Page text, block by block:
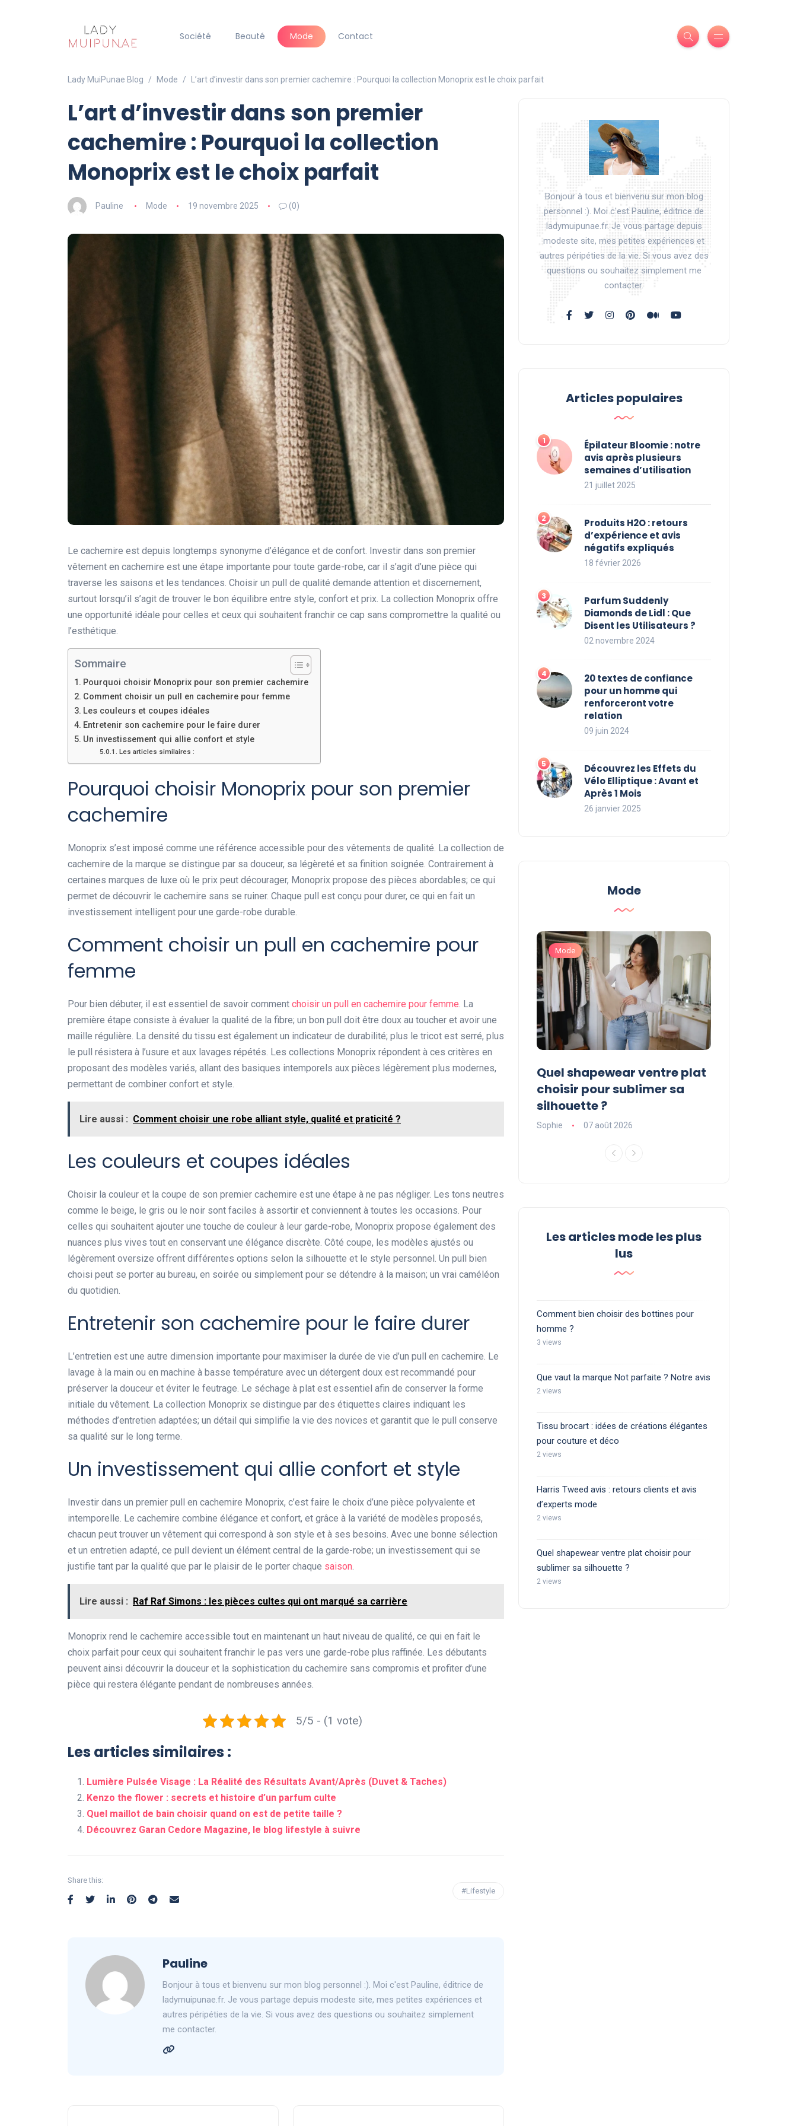
Société Beauté Mode Contact
Lady MuiPunae Blog Mode L’art d’investir dans son premier cachemire : Pourquoi la collection Monoprix est le choix parfait
L’art d’investir dans son premier
cachemire : Pourquoi la collection
Monoprix est le choix parfait
Pauline Mode 19 novembre 2025 (0)
Le cachemire est depuis longtemps synonyme d’élégance et de confort. Investir dans son premier
vêtement en cachemire est une étape importante pour toute garde-robe, car il s’agit d’une pièce qui
traverse les saisons et les tendances. Choisir un pull de qualité demande attention et discernement,
surtout lorsqu’il s’agit de trouver le bon équilibre entre style, confort et prix. La collection Monoprix offre
une opportunité idéale pour celles et ceux qui souhaitent franchir ce cap sans compromettre la qualité ou
l’esthétique.
Sommaire
Pourquoi choisir Monoprix pour son premier cachemire
Comment choisir un pull en cachemire pour femme
Les couleurs et coupes idéales
Entretenir son cachemire pour le faire durer
Un investissement qui allie confort et style
Les articles similaires :
Pourquoi choisir Monoprix pour son premier
cachemire
Monoprix s’est imposé comme une référence accessible pour des vêtements de qualité. La collection de
cachemire de la marque se distingue par sa douceur, sa légèreté et sa finition soignée. Contrairement à
certaines marques de luxe où le prix peut décourager, Monoprix propose des pièces abordables; ce qui
permet de découvrir le cachemire sans se ruiner. Chaque pull est conçu pour durer, ce qui en fait un
investissement intelligent pour une garde-robe durable.
Comment choisir un pull en cachemire pour
femme
Pour bien débuter, il est essentiel de savoir comment choisir un pull en cachemire pour femme. La
première étape consiste à évaluer la qualité de la fibre; un bon pull doit être doux au toucher et avoir une
maille régulière. La densité du tissu est également un indicateur de durabilité; plus le tricot est serré, plus
le pull résistera à l’usure et aux lavages répétés. Les collections Monoprix répondent à ces critères en
proposant des modèles variés, allant des basiques intemporels aux pièces légèrement plus modernes,
permettant de combiner confort et style.
Lire aussi : Comment choisir une robe alliant style, qualité et praticité ?
Les couleurs et coupes idéales
Choisir la couleur et la coupe de son premier cachemire est une étape à ne pas négliger. Les tons neutres
comme le beige, le gris ou le noir sont faciles à assortir et conviennent à toutes les occasions. Pour
celles qui souhaitent ajouter une touche de couleur à leur garde-robe, Monoprix propose également des
nuances plus vives tout en conservant une élégance discrète. Côté coupe, les modèles ajustés ou
légèrement oversize offrent différentes options selon la silhouette et le style personnel. Un pull bien
choisi peut se porter au bureau, en soirée ou simplement pour se détendre à la maison; un vrai caméléon
du quotidien.
Entretenir son cachemire pour le faire durer
L’entretien est une autre dimension importante pour maximiser la durée de vie d’un pull en cachemire. Le
lavage à la main ou en machine à basse température avec un détergent doux est recommandé pour
préserver la douceur et éviter le feutrage. Le séchage à plat est essentiel afin de conserver la forme
initiale du vêtement. La collection Monoprix se distingue par des étiquettes claires indiquant les
méthodes d’entretien adaptées; un détail qui simplifie la vie des novices et garantit que le pull conserve
sa qualité sur le long terme.
Un investissement qui allie confort et style
Investir dans un premier pull en cachemire Monoprix, c’est faire le choix d’une pièce polyvalente et
intemporelle. Le cachemire combine élégance et confort, et grâce à la variété de modèles proposés,
chacun peut trouver un vêtement qui correspond à son style et à ses besoins. Avec une bonne sélection
et un entretien adapté, ce pull devient un élément central de la garde-robe; un investissement qui se
justifie tant par la qualité que par le plaisir de le porter chaque saison.
Lire aussi : Raf Raf Simons : les pièces cultes qui ont marqué sa carrière
Monoprix rend le cachemire accessible tout en maintenant un haut niveau de qualité, ce qui en fait le
choix parfait pour ceux qui souhaitent franchir le pas vers une garde-robe plus raffinée. Les débutants
peuvent ainsi découvrir la douceur et la sophistication du cachemire sans compromis et profiter d’une
pièce qui restera élégante pendant de nombreuses années.
5/5 - (1 vote)
Les articles similaires :
Lumière Pulsée Visage : La Réalité des Résultats Avant/Après (Duvet & Taches)
Kenzo the flower : secrets et histoire d’un parfum culte
Quel maillot de bain choisir quand on est de petite taille ?
Découvrez Garan Cedore Magazine, le blog lifestyle à suivre
Share this:
#Lifestyle
Pauline
Bonjour à tous et bienvenu sur mon blog personnel :). Moi c'est Pauline, éditrice de
ladymuipunae.fr. Je vous partage depuis modeste site, mes petites expériences et
autres péripéties de la vie. Si vous avez des questions ou souhaitez simplement
me contacter.
Bonjour à tous et bienvenu sur mon blog
personnel :). Moi c'est Pauline, éditrice de
ladymuipunae.fr. Je vous partage depuis
modeste site, mes petites expériences et
autres péripéties de la vie. Si vous avez des
questions ou souhaitez simplement me
contacter.
Articles populaires
Épilateur Bloomie : notre
avis après plusieurs
semaines d’utilisation
21 juillet 2025
Produits H2O : retours
d’expérience et avis
négatifs expliqués
18 février 2026
Parfum Suddenly
Diamonds de Lidl : Que
Disent les Utilisateurs ?
02 novembre 2024
20 textes de confiance
pour un homme qui
renforceront votre
relation
09 juin 2024
Découvrez les Effets du
Vélo Elliptique : Avant et
Après 1 Mois
26 janvier 2025
Mode
Mode
Pourquoi Iemmafashion est
Sophie
Mode
Quel shapewear ventre plat
choisir pour sublimer sa
silhouette ?
Sophie 07 août 2026
Les articles mode les plus
lus
Comment bien choisir des bottines pour
homme ?
3 views
Que vaut la marque Not parfaite ? Notre avis
2 views
Tissu brocart : idées de créations élégantes
pour couture et déco
2 views
Harris Tweed avis : retours clients et avis
d’experts mode
2 views
Quel shapewear ventre plat choisir pour
sublimer sa silhouette ?
2 views